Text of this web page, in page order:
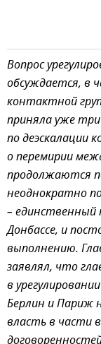
Вопрос
обсуждается, в
контактной
приняла уже
по деэскалации
о перемирии
продолжаются
неоднократно
– единственный
Донбассе, и
выполнению.
заявлял, что
в
Берлин и Париж
власть в части